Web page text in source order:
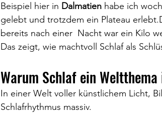
Beispiel hier in Dalmatien habe ich
gelebt und trotzdem ein Plateau
bereits nach einer  Nacht war ein Kilo
Das zeigt, wie machtvoll Schlaf als
Warum Schlaf ein
In einer Welt voller künstlichem Licht,
Schlafrhythmus massiv.